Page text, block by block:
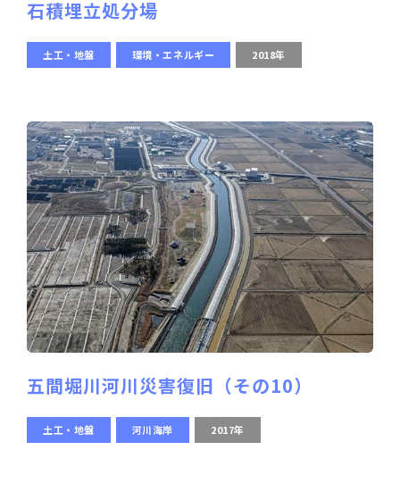
石積埋立処分場
土工・地盤 環境・エネルギー 2018年
五間堀川河川災害復旧（その10）
土工・地盤 河川海岸 2017年